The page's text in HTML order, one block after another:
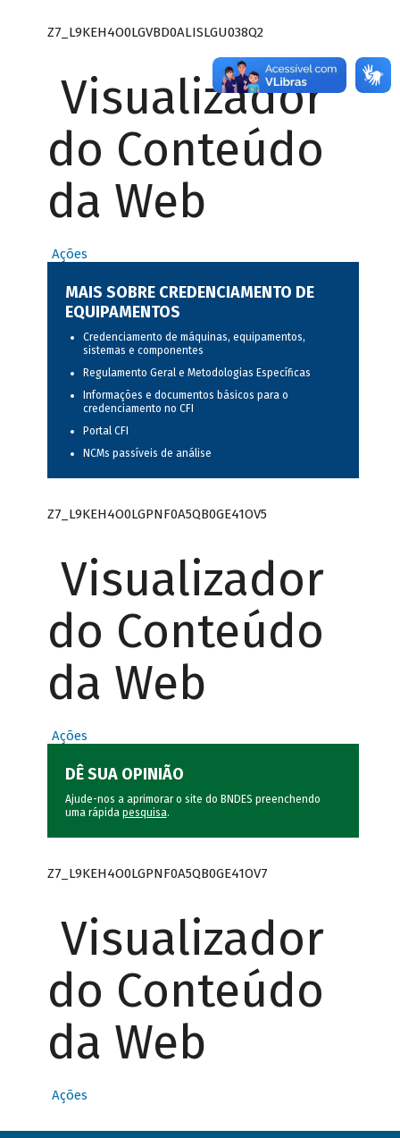
Z7_L9KEH4O0LGVBD0ALISLGU038Q2
Visualizador
do Conteúdo
da Web
Ações
MAIS SOBRE CREDENCIAMENTO DE
EQUIPAMENTOS
Credenciamento de máquinas, equipamentos,
sistemas e componentes
Regulamento Geral e Metodologias Específicas
Informações e documentos básicos para o
credenciamento no CFI
Portal CFI
NCMs passíveis de análise
Z7_L9KEH4O0LGPNF0A5QB0GE41OV5
Visualizador
do Conteúdo
da Web
Ações
DÊ SUA OPINIÃO
Ajude-nos a aprimorar o site do BNDES preenchendo
uma rápida pesquisa.
Z7_L9KEH4O0LGPNF0A5QB0GE41OV7
Visualizador
do Conteúdo
da Web
Ações